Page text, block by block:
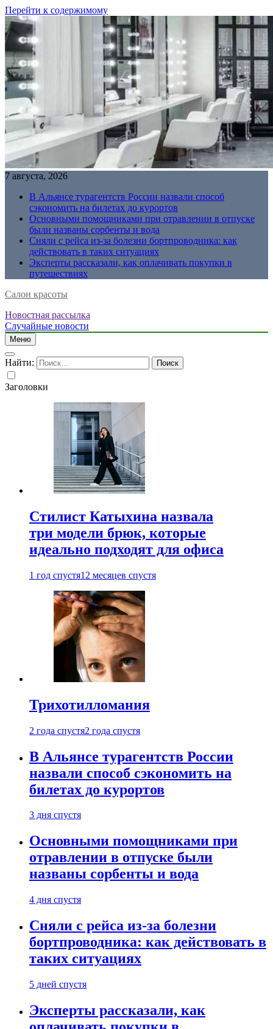
Перейти к содержимому
7 августа, 2026
В Альянсе турагентств России назвали способ
сэкономить на билетах до курортов
Основными помощниками при отравлении в отпуске
были названы сорбенты и вода
Сняли с рейса из-за болезни бортпроводника: как
действовать в таких ситуациях
Эксперты рассказали, как оплачивать покупки в
путешествиях
Салон красоты
Новостная рассылка
Случайные новости
Меню
Найти:
Заголовки
Стилист Катыхина назвала
три модели брюк, которые
идеально подходят для офиса
1 год спустя12 месяцев спустя
Трихотилломания
2 года спустя2 года спустя
В Альянсе турагентств России
назвали способ сэкономить на
билетах до курортов
3 дня спустя
Основными помощниками при
отравлении в отпуске были
названы сорбенты и вода
4 дня спустя
Сняли с рейса из-за болезни
бортпроводника: как действовать в
таких ситуациях
5 дней спустя
Эксперты рассказали, как